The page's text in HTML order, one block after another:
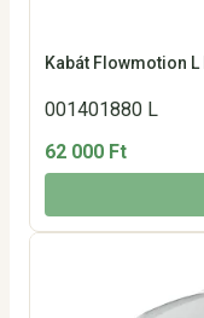
Kabát Flowmotion L
001401880 L
62 000 Ft